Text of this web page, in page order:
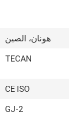
هونان، الصين
TECAN
CE ISO
GJ-2